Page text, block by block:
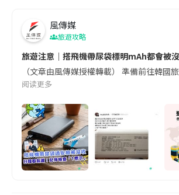
風傳媒
旅遊攻略
旅遊注意｜搭飛機帶尿袋標明mAh都會被
（文章由風傳媒授權轉載） 準備前往韓
阅读更多